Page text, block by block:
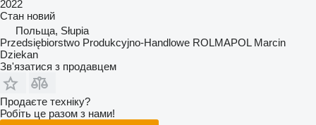
2022
Стан новий
Польща, Słupia
Przedsiębiorstwo Produkcyjno-Handlowe ROLMAPOL Marcin
Dziekan
Зв'язатися з продавцем
Продаєте техніку?
Робіть це разом з нами!